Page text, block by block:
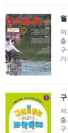
저
출
구
가
저
출
구